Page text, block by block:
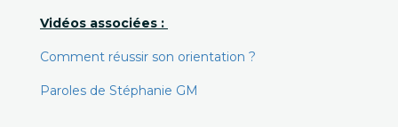
Vidéos associées :
Comment réussir son orientation ?
Paroles de Stéphanie GM